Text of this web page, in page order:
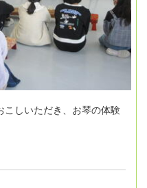
しいただき、お琴の体験